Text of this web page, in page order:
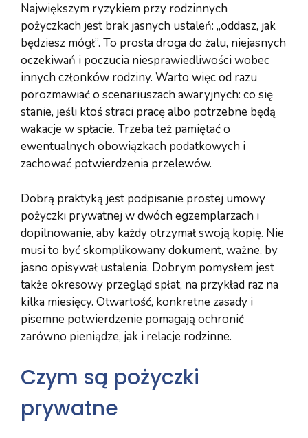
Największym ryzykiem przy rodzinnych
pożyczkach jest brak jasnych ustaleń: „oddasz, jak
będziesz mógł”. To prosta droga do żalu, niejasnych
oczekiwań i poczucia niesprawiedliwości wobec
innych członków rodziny. Warto więc od razu
porozmawiać o scenariuszach awaryjnych: co się
stanie, jeśli ktoś straci pracę albo potrzebne będą
wakacje w spłacie. Trzeba też pamiętać o
ewentualnych obowiązkach podatkowych i
zachować potwierdzenia przelewów.
Dobrą praktyką jest podpisanie prostej umowy
pożyczki prywatnej w dwóch egzemplarzach i
dopilnowanie, aby każdy otrzymał swoją kopię. Nie
musi to być skomplikowany dokument, ważne, by
jasno opisywał ustalenia. Dobrym pomysłem jest
także okresowy przegląd spłat, na przykład raz na
kilka miesięcy. Otwartość, konkretne zasady i
pisemne potwierdzenie pomagają ochronić
zarówno pieniądze, jak i relacje rodzinne.
Czym są pożyczki
prywatne